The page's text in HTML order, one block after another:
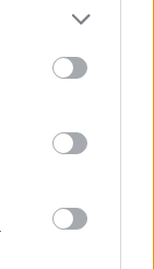
se:
til.
eller